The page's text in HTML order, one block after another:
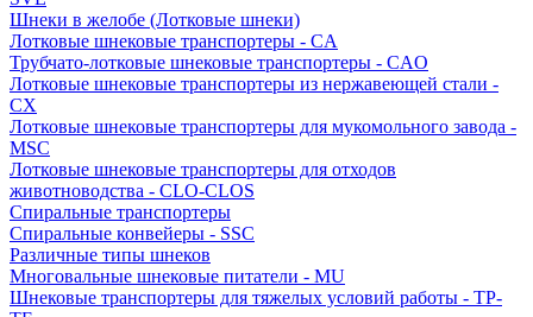
Шнеки в желобе (Лотковые шнеки)
Лотковые шнековые транспортеры - CA
Трубчато-лотковые шнековые транспортеры - CAO
Лотковые шнековые транспортеры из нержавеющей стали -
CX
Лотковые шнековые транспортеры для мукомольного завода -
MSC
Лотковые шнековые транспортеры для отходов
животноводства - CLO-CLOS
Спиральные транспортеры
Спиральные конвейеры - SSC
Различные типы шнеков
Многовальные шнековые питатели - MU
Шнековые транспортеры для тяжелых условий работы - TP-